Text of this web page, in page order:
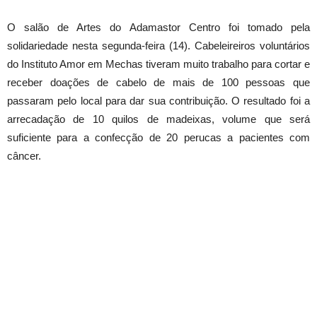
O salão de Artes do Adamastor Centro foi tomado pela
solidariedade nesta segunda-feira (14). Cabeleireiros voluntários
do Instituto Amor em Mechas tiveram muito trabalho para cortar e
receber doações de cabelo de mais de 100 pessoas que
passaram pelo local para dar sua contribuição. O resultado foi a
arrecadação de 10 quilos de madeixas, volume que será
suficiente para a confecção de 20 perucas a pacientes com
câncer.